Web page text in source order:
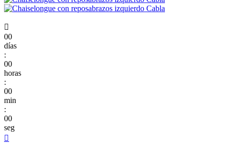

00
días
:
00
horas
:
00
min
:
00
seg
